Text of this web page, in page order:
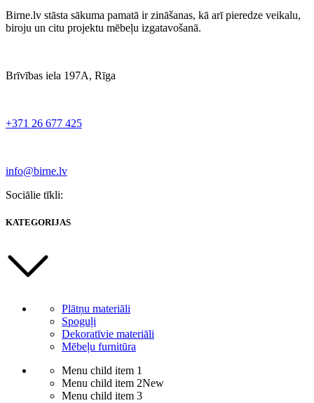
Birne.lv stāsta sākuma pamatā ir zināšanas, kā arī pieredze veikalu,
biroju un citu projektu mēbeļu izgatavošanā.
Brīvības iela 197A, Rīga
+371 26 677 425
info@birne.lv
Sociālie tīkli:
KATEGORIJAS
Plātņu materiāli
Spoguļi
Dekoratīvie materiāli
Mēbeļu furnitūra
Menu child item 1
Menu child item 2New
Menu child item 3